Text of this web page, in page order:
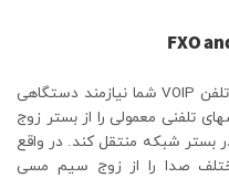
جهت استفاده از خطوط شهری در مرکز تلفن VOIP شما نیازمند دستگاهی
تلفنی معمولی را از بستر زوج
بستر شبکه منتقل کند. در واقع
صدا را از زوج سیم مسی